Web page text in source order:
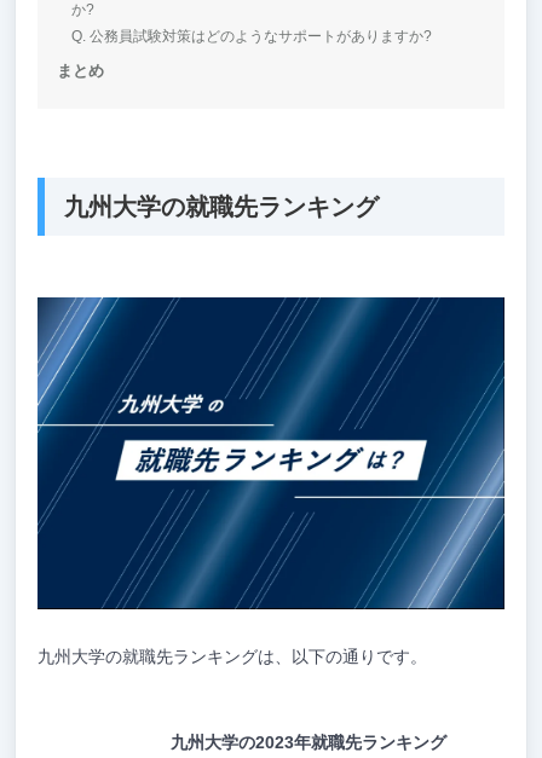
か?
Q. 公務員試験対策はどのようなサポートがありますか?
まとめ
九州大学の就職先ランキング
九州大学の就職先ランキングは、以下の通りです。
九州大学の2023年就職先ランキング